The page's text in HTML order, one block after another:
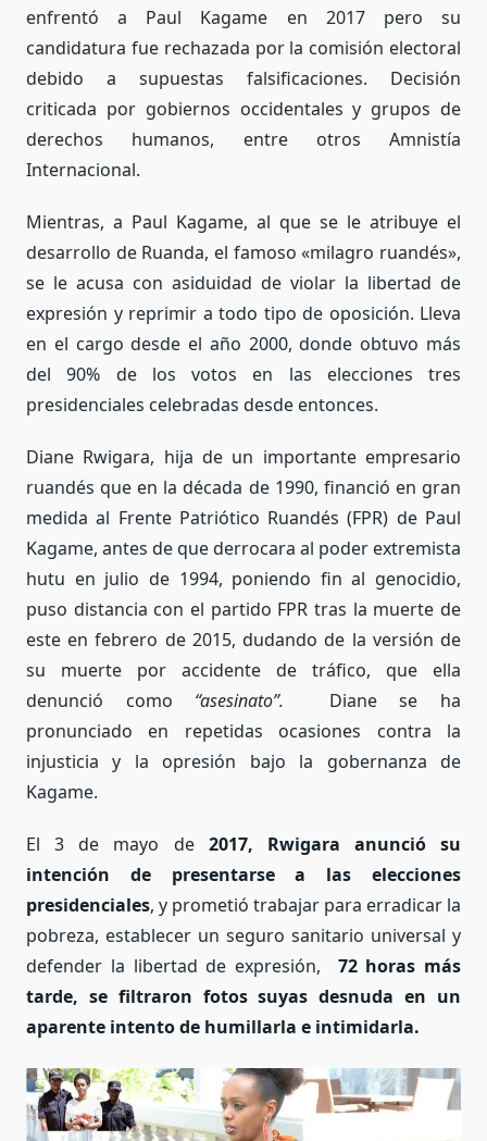
enfrentó a Paul Kagame en 2017 pero su
candidatura fue rechazada por la comisión electoral
debido a supuestas falsificaciones. Decisión
criticada por gobiernos occidentales y grupos de
derechos humanos, entre otros Amnistía
Internacional.
Mientras, a Paul Kagame, al que se le atribuye el
desarrollo de Ruanda, el famoso «milagro ruandés»,
se le acusa con asiduidad de violar la libertad de
expresión y reprimir a todo tipo de oposición. Lleva
en el cargo desde el año 2000, donde obtuvo más
del 90% de los votos en las elecciones tres
presidenciales celebradas desde entonces.
Diane Rwigara, hija de un importante empresario
ruandés que en la década de 1990, financió en gran
medida al Frente Patriótico Ruandés (FPR) de Paul
Kagame, antes de que derrocara al poder extremista
hutu en julio de 1994, poniendo fin al genocidio,
puso distancia con el partido FPR tras la muerte de
este en febrero de 2015, dudando de la versión de
su muerte por accidente de tráfico, que ella
denunció como “asesinato”.
Diane se ha
pronunciado en repetidas ocasiones contra la
injusticia y la opresión bajo la gobernanza de
Kagame.
El 3 de mayo de 2017, Rwigara anunció su
intención de presentarse a las elecciones
presidenciales, y prometió trabajar para erradicar la
pobreza, establecer un seguro sanitario universal y
defender la libertad de expresión, 72 horas más
tarde, se filtraron fotos suyas desnuda en un
aparente intento de humillarla e intimidarla.